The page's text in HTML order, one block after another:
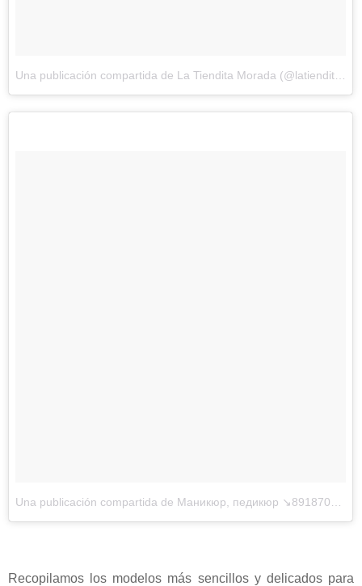
Una publicación compartida de La Tiendita Morada (@latienditamorada)
Recopilamos los modelos más sencillos y delicados para